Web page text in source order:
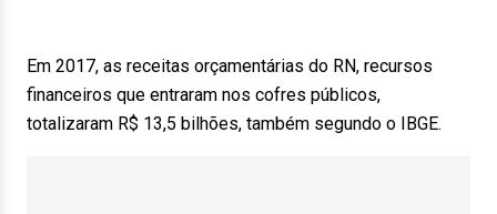
Em 2017, as receitas orçamentárias do RN, recursos
financeiros que entraram nos cofres públicos,
totalizaram R$ 13,5 bilhões, também segundo o IBGE.